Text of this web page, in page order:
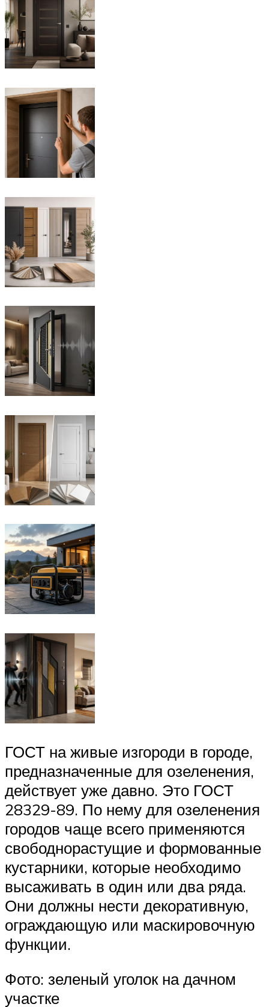
ГОСТ на живые изгороди в городе,
предназначенные для озеленения,
действует уже давно. Это ГОСТ
28329-89. По нему для озеленения
городов чаще всего применяются
свободнорастущие и формованные
кустарники, которые необходимо
высаживать в один или два ряда.
Они должны нести декоративную,
ограждающую или маскировочную
функции.
Фото: зеленый уголок на дачном
участке